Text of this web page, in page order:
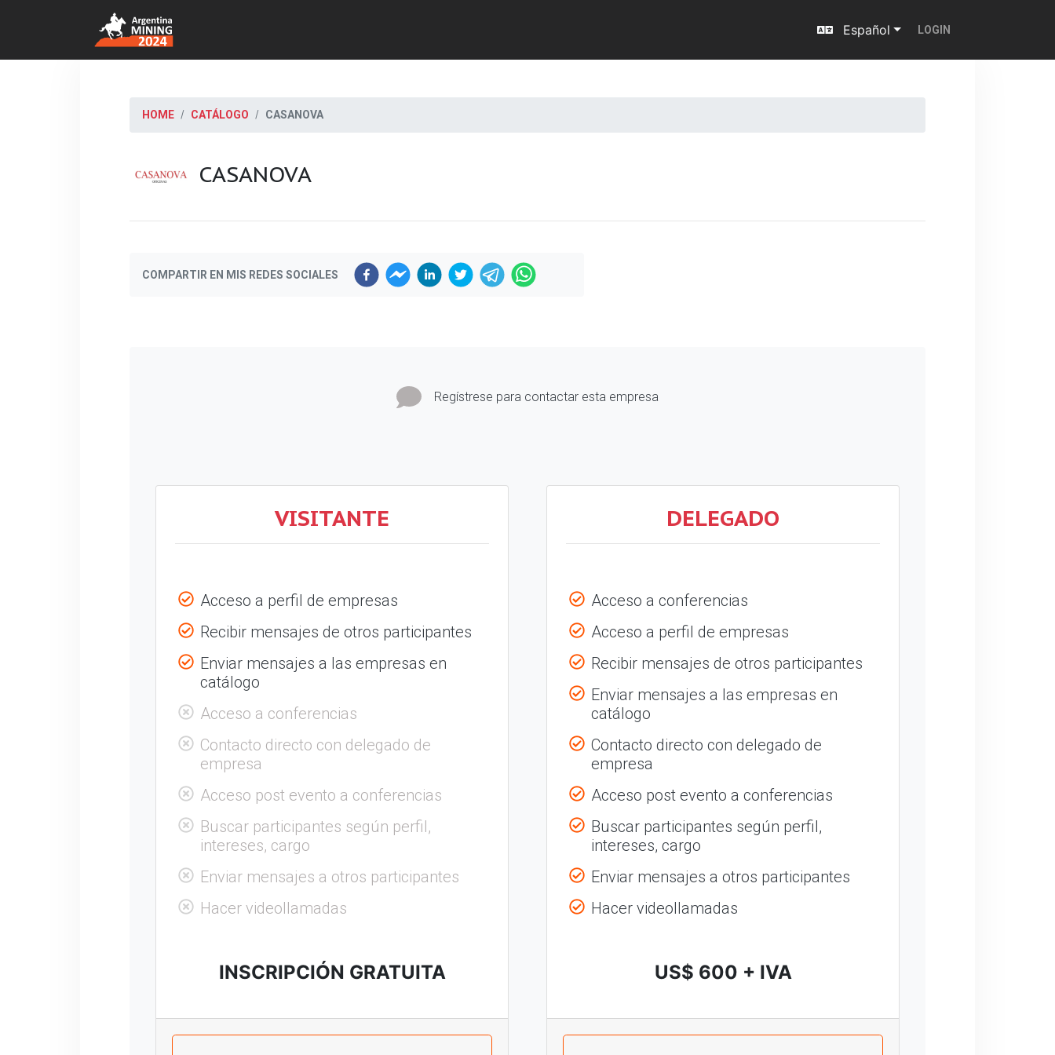
Español LOGIN
HOME CATÁLOGO CASANOVA
CASANOVA
COMPARTIR EN MIS REDES SOCIALES
Regístrese para contactar esta empresa
VISITANTE
Acceso a perfil de empresas
Recibir mensajes de otros participantes
Enviar mensajes a las empresas en
catálogo
Acceso a conferencias
Contacto directo con delegado de
empresa
Acceso post evento a conferencias
Buscar participantes según perfil,
intereses, cargo
Enviar mensajes a otros participantes
Hacer videollamadas
INSCRIPCIÓN GRATUITA
DELEGADO
Acceso a conferencias
Acceso a perfil de empresas
Recibir mensajes de otros participantes
Enviar mensajes a las empresas en
catálogo
Contacto directo con delegado de
empresa
Acceso post evento a conferencias
Buscar participantes según perfil,
intereses, cargo
Enviar mensajes a otros participantes
Hacer videollamadas
US$ 600 + IVA